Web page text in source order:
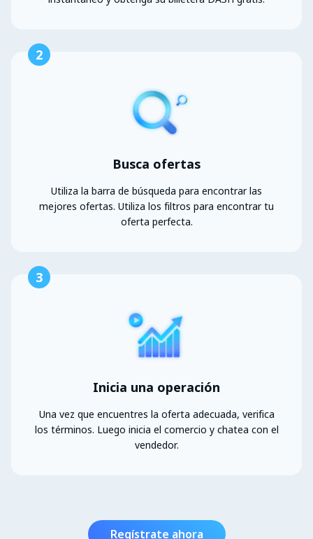
2
Busca ofertas
Utiliza la barra de búsqueda para encontrar las
mejores ofertas. Utiliza los filtros para encontrar tu
oferta perfecta.
3
Inicia una operación
Una vez que encuentres la oferta adecuada, verifica
los términos. Luego inicia el comercio y chatea con el
vendedor.
Regístrate ahora